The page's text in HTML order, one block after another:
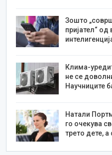
Зошто
пријател“ од
Клима-
не се
Научниците
Натали
го очекува
трето дете, а